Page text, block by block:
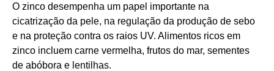
O zinco desempenha um papel importante na
cicatrização da pele, na regulação da produção de sebo
e na proteção contra os raios UV. Alimentos ricos em
zinco incluem carne vermelha, frutos do mar, sementes
de abóbora e lentilhas.